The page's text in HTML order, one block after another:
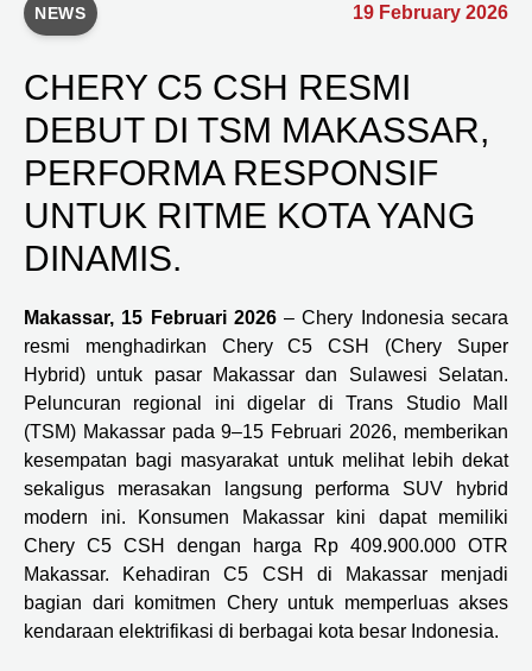
NEWS 19 February 2026
CHERY C5 CSH RESMI
DEBUT DI TSM MAKASSAR,
PERFORMA RESPONSIF
UNTUK RITME KOTA YANG
DINAMIS.
Makassar, 15 Februari 2026– Chery Indonesia secara
resmi menghadirkan Chery C5 CSH (Chery Super
Hybrid) untuk pasar Makassar dan Sulawesi Selatan.
Peluncuran regional ini digelar di Trans Studio Mall
(TSM) Makassar pada 9–15 Februari 2026, memberikan
kesempatan bagi masyarakat untuk melihat lebih dekat
sekaligus merasakan langsung performa SUV hybrid
modern ini. Konsumen Makassar kini dapat memiliki
Chery C5 CSH dengan harga Rp 409.900.000 OTR
Makassar. Kehadiran C5 CSH di Makassar menjadi
bagian dari komitmen Chery untuk memperluas akses
kendaraan elektrifikasi di berbagai kota besar Indonesia.